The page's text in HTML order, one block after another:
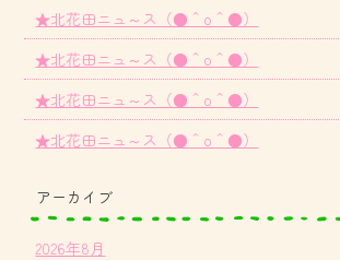
★北花田ニュ～ス（●＾o＾●）
★北花田ニュ～ス（●＾o＾●）
★北花田ニュ～ス（●＾o＾●）
★北花田ニュ～ス（●＾o＾●）
アーカイブ
2026年8月